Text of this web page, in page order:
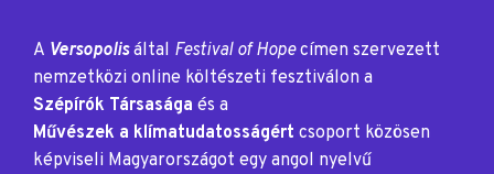
A Versopolisáltal Festival of Hopecímen szervezett
nemzetközi online költészeti fesztiválon a
Szépírók Társasága és a
Művészek a klímatudatosságért csoport közösen
képviseli Magyarországot egy angol nyelvű